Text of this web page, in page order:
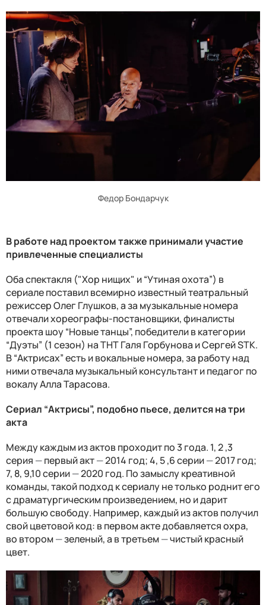
Федор Бондарчук
В работе над проектом также принимали участие
привлеченные специалисты
Оба спектакля ("Хор нищих" и “Утиная охота”) в
сериале поставил всемирно известный театральный
режиссер Олег Глушков, а за музыкальные номера
отвечали хореографы-постановщики, финалисты
проекта шоу “Новые танцы”, победители в категории
“Дуэты” (1 сезон) на ТНТ Галя Горбунова и СергейSTK.
В “Актрисах” есть и вокальные номера, за работу над
ними отвечала музыкальный консультант и педагог по
вокалу Алла Тарасова.
Сериал “Актрисы”, подобно пьесе, делится на три
акта
Между каждым из актов проходит по 3 года. 1, 2 ,3
серия —первый акт—2014 год; 4, 5 ,6 серии—2017 год;
7, 8, 9,10 серии—2020 год. По замыслу креативной
команды, такой подход к сериалу не только роднит его
с драматургическим произведением, но и дарит
большую свободу. Например, каждый из актов получил
свой цветовой код: в первом акте добавляется охра,
во втором—зеленый, а в третьем—чистый красный
цвет.